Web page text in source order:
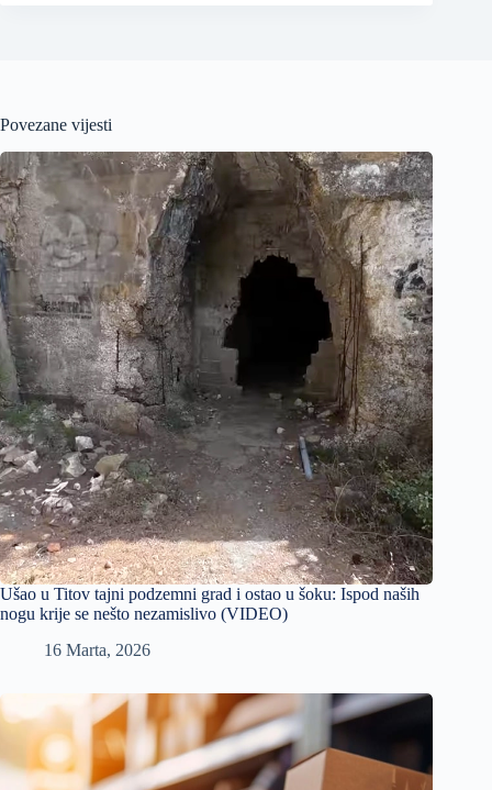
Povezane vijesti
Ušao u Titov tajni podzemni grad i ostao u šoku: Ispod naših
nogu krije se nešto nezamislivo (VIDEO)
16 Marta, 2026